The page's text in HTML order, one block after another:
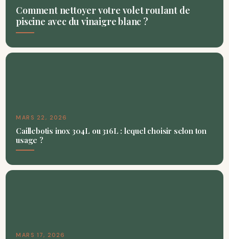
Comment nettoyer votre volet roulant de
piscine avec du vinaigre blanc ?
MARS 22, 2026
Caillebotis inox 304L ou 316L : lequel choisir selon ton
usage ?
MARS 17, 2026